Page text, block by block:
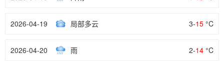
2026-04-19 局部多云 3-15 °C
2026-04-20 雨 2-14 °C